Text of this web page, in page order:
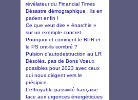
révélateur du Financial Times
Désastre démographique : ils en
parlent enfin !
Ce que veut dire « énarchie »
sur un exemple concret
Pourquoi et comment le RPR et
le PS ont-ils sombré ?
Pulsion d'autodestruction au LR
Désolés, pas de Bons Voeux
possibles pour 2023 avec ceux
qui nous dirigent vers le
précipice.
L’effroyable passivité française
face aux urgences énergétiques